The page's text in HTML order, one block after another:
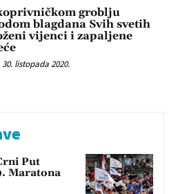
groblju
blagdana Svih svetih
vijenci i zapaljene
30. listopada 2020.
Put
Maratona